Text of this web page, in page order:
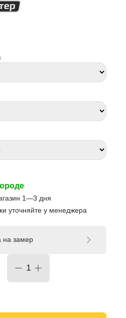
1—3 дня
уточняйте у менеджера
на замер